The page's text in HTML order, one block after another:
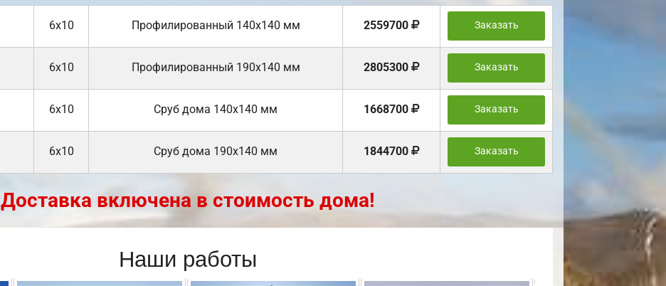
6х10 Профилированный 140х140 мм 2559700 Заказать
6х10 Профилированный 190х140 мм 2805300 Заказать
6х10 Cруб дома 140х140 мм 1668700 Заказать
6х10 Cруб дома 190х140 мм 1844700 Заказать
Доставка включена в стоимость дома!
Наши работы